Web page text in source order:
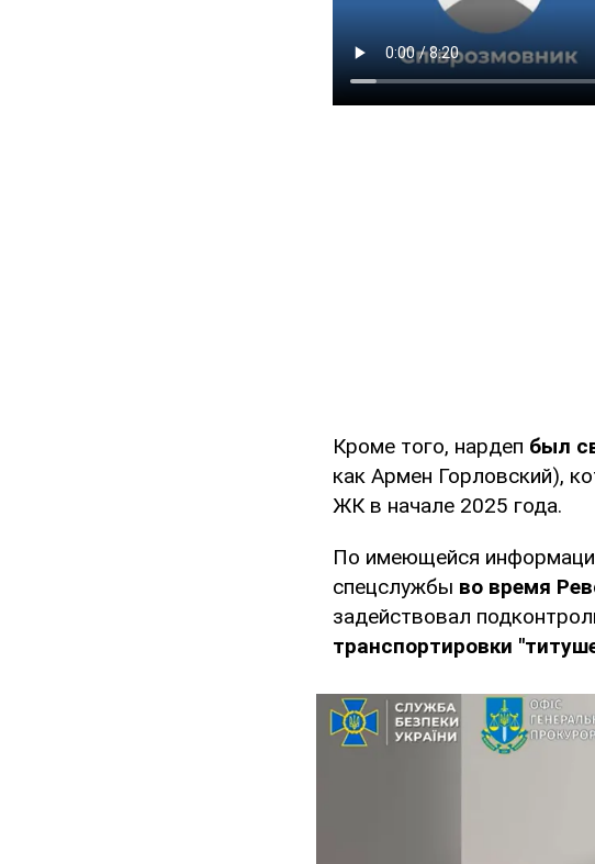
Кроме того, нардеп был
как Армен Горловский),
ЖК в начале 2025 года.
По имеющейся
спецслужбы во время
задействовал
транспортировки